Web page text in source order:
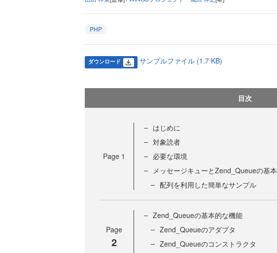
PHP
ダウンロード サンプルファイル (1.7 KB)
目次
Page 1
はじめに
対象読者
必要な環境
メッセージキューとZend_Queueの基本
配列を利用した簡単なサンプル
Page
2
Zend_Queueの基本的な機能
Zend_Queueのアダプタ
Zend_Queueのコンストラクタ